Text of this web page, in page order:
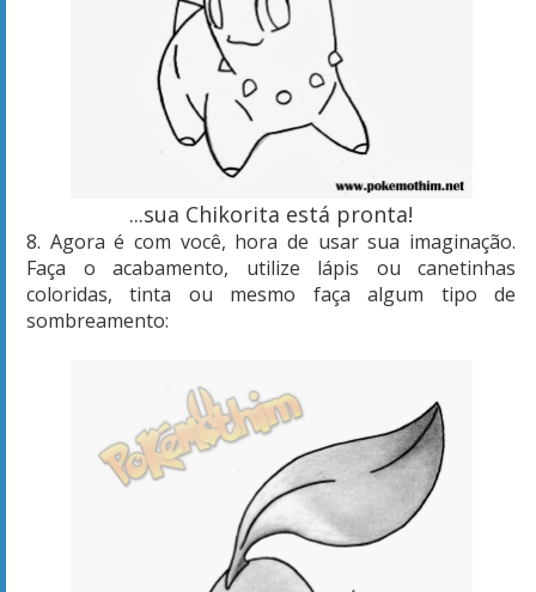
...sua Chikorita está pronta!
8. Agora é com você, hora de usar sua imaginação.
Faça o acabamento, utilize lápis ou canetinhas
coloridas, tinta ou mesmo faça algum tipo de
sombreamento: